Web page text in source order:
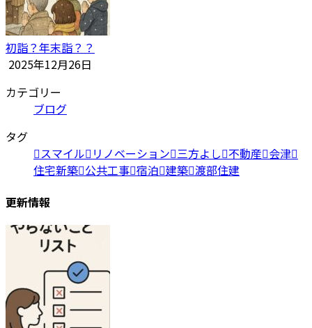
初詣？年末詣？？
2025年12月26日
カテゴリー
ブログ
タグ
スマイル リノベーション 三方よし 不動産 会津
住宅新築 公共工事 宿泊 建築 渡部住建
更新情報